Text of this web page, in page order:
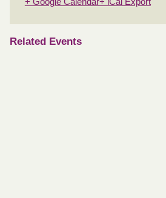
Related Events